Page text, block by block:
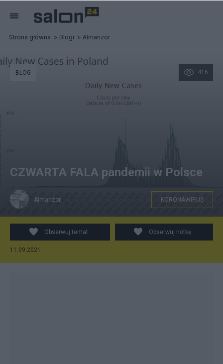
Strona główna Blogi Almanzor
416
BLOG
CZWARTA FALA pandemii w Polsce
Almanzor KORONAWIRUS
Obserwuj temat Obserwuj notkę
11.09.2021